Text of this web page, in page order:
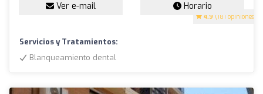
4.9 (181 opiniones)
Ver e-mail Horario
Servicios y Tratamientos:
Blanqueamiento dental